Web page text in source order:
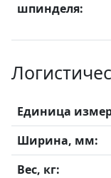
шпинделя:
Единица
Ширина, мм:
Вес, кг: